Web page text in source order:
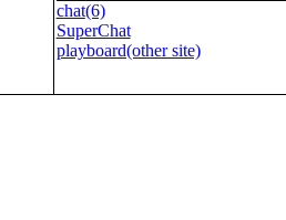
chat(6)
SuperChat
playboard(other site)